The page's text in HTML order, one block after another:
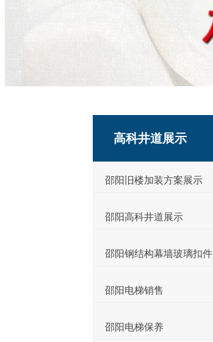
高科井道展示
邵阳旧楼加装方案展示
邵阳高科井道展示
邵阳钢结构幕墙玻璃扣件
邵阳电梯销售
邵阳电梯保养